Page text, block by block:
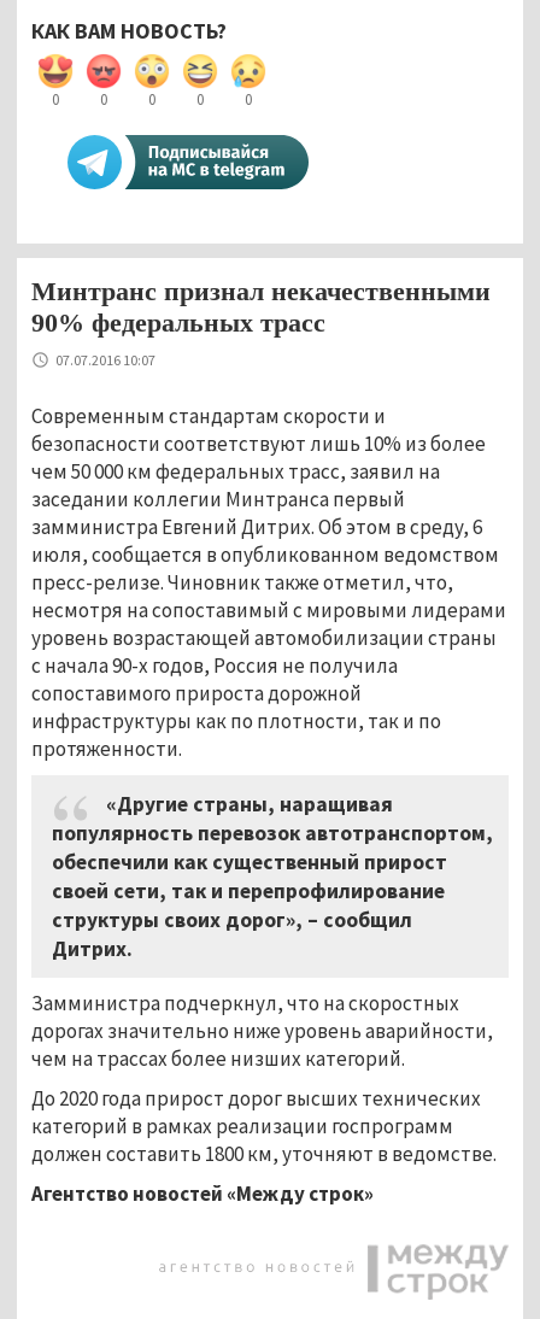
КАК ВАМ НОВОСТЬ?
0 0 0 0 0
Минтранс признал некачественными
90% федеральных трасс
07.07.2016 10:07
Современным стандартам скорости и
безопасности соответствуют лишь 10% из более
чем 50 000 км федеральных трасс, заявил на
заседании коллегии Минтранса первый
замминистра Евгений Дитрих. Об этом в среду, 6
июля, сообщается в опубликованном ведомством
пресс-релизе. Чиновник также отметил, что,
несмотря на сопоставимый с мировыми лидерами
уровень возрастающей автомобилизации страны
с начала 90-х годов, Россия не получила
сопоставимого прироста дорожной
инфраструктуры как по плотности, так и по
протяженности.
«Другие страны, наращивая
популярность перевозок автотранспортом,
обеспечили как существенный прирост
своей сети, так и перепрофилирование
структуры своих дорог», – сообщил
Дитрих.
Замминистра подчеркнул, что на скоростных
дорогах значительно ниже уровень аварийности,
чем на трассах более низших категорий.
До 2020 года прирост дорог высших технических
категорий в рамках реализации госпрограмм
должен составить 1800 км, уточняют в ведомстве.
Агентство новостей «Между строк»